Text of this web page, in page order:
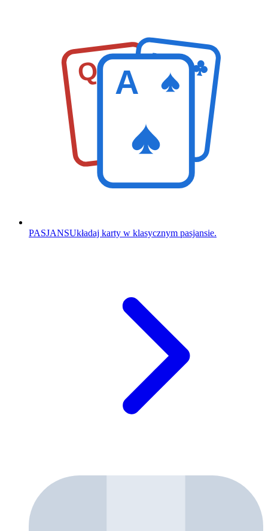
Q K
A
PASJANSUkładaj karty w klasycznym pasjansie.